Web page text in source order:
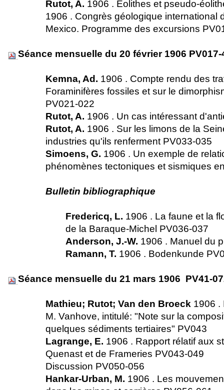
Rutot, A. 1906 . Eolithes et pseudo-
1906 . Congrès géologique international
Mexico. Programme des excursions
Séance mensuelle du 20 février 1906
Kemna, Ad. 1906 . Compte rendu des
Foraminifères fossiles et sur le
PV021-022
Rutot, A. 1906 . Un cas intéressant
Rutot, A. 1906 . Sur les limons de la
industries qu'ils renferment PV033-035
Simoens, G. 1906 . Un exemple de
phénomènes tectoniques et sismiques
Bulletin bibliographique
Fredericq, L. 1906 . La faune et la
de la Baraque-Michel PV036-037
Anderson, J.-W. 1906 . Manuel du
Ramann, T. 1906 . Bodenkunde
Séance mensuelle du 21 mars 1906 PV41-
Mathieu; Rutot; Van den Broeck 1906 .
M. Vanhove, intitulé: "Note sur la
quelques sédiments tertiaires" PV043
Lagrange, E. 1906 . Rapport rélatif aux
Quenast et de Frameries PV043-049
Discussion PV050-056
Hankar-Urban, M. 1906 . Les